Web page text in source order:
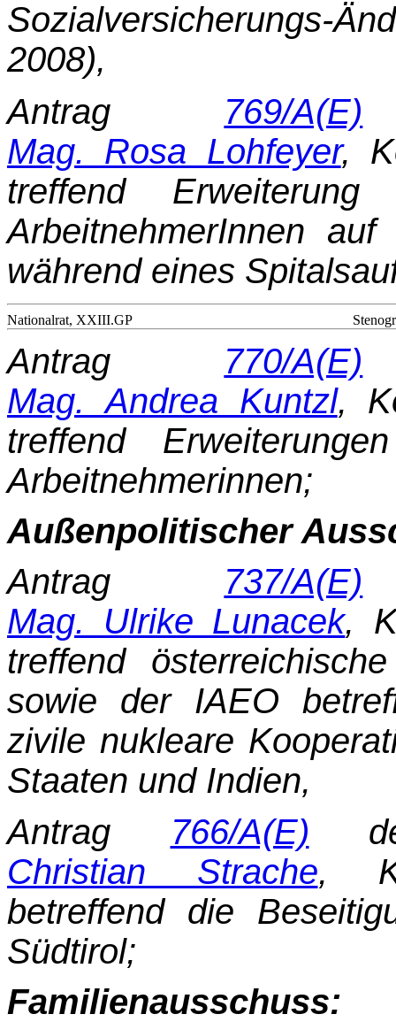
Sozialversicherungs-
2008),
Antrag 769/A(E)
Mag. Rosa Lohfeyer,
treffend
ArbeitnehmerInnen
während eines
Nationalrat, XXIII.GP
Antrag 770/A(E)
Mag. Andrea Kuntzl,
treffend
Arbeitnehmerinnen;
Außenpolitischer
Antrag 737/A(E)
Mag. Ulrike Lunacek,
treffend
sowie der IAEO
zivile nukleare
Staaten und In­dien,
Antrag
766/A(E)
Christian Strache,
betreffend die
Südtirol;
Familienausschuss: